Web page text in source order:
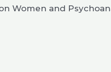
Women and